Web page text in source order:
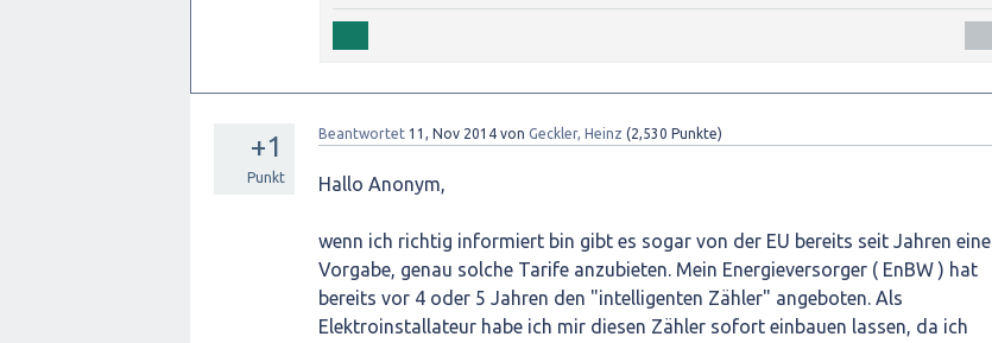
+1
Punkt
Beantwortet 11, Nov 2014 von Geckler, Heinz (2,530 Punkte)
Hallo Anonym,
wenn ich richtig informiert bin gibt es sogar von der EU bereits seit Jahren eine
Vorgabe, genau solche Tarife anzubieten. Mein Energieversorger ( EnBW ) hat
bereits vor 4 oder 5 Jahren den "intelligenten Zähler" angeboten. Als
Elektroinstallateur habe ich mir diesen Zähler sofort einbauen lassen, da ich